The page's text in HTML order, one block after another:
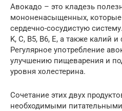
Авокадо – это кладезь
мононенасыщенных, которые
сердечно-сосудистую
K, C, B5, B6, E, а также калий
Регулярное употребление
улучшению пищеварения и
уровня холестерина.
Сочетание этих двух
необходимыми